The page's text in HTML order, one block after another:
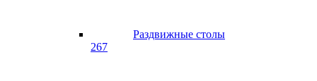
Раздвижные столы
267